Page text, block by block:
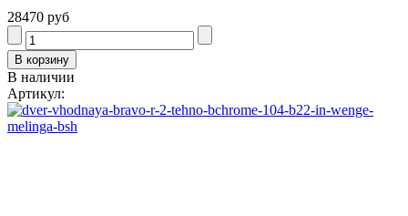
28470 руб
В наличии
Артикул: